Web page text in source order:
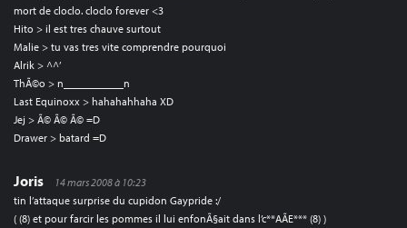
mort de cloclo. cloclo forever <3
Hito > il est tres chauve surtout
Malie > tu vas tres vite comprendre pourquoi
Alrik > ^^’
ThÃ©o > n___________n
Last Equinoxx > hahahahhaha XD
Jej > Ã© Ã© Ã© =D
Drawer > batard =D
Joris
14 mars 2008 à 10:23
tin l’attaque surprise du cupidon Gaypride :/
( (8) et pour farcir les pommes il lui enfonÃ§ait dans l’c**AÃE*** (8) )